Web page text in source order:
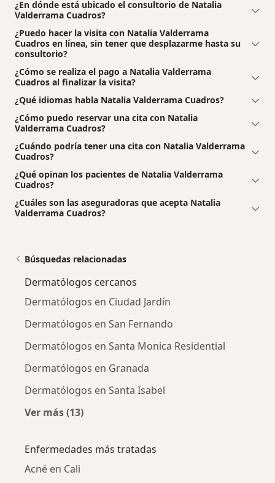
¿En dónde está ubicado el consultorio de Natalia
Valderrama Cuadros?
¿Puedo hacer la visita con Natalia Valderrama
Cuadros en línea, sin tener que desplazarme hasta su
consultorio?
¿Cómo se realiza el pago a Natalia Valderrama
Cuadros al finalizar la visita?
¿Qué idiomas habla Natalia Valderrama Cuadros?
¿Cómo puedo reservar una cita con Natalia
Valderrama Cuadros?
¿Cuándo podría tener una cita con Natalia Valderrama
Cuadros?
¿Qué opinan los pacientes de Natalia Valderrama
Cuadros?
¿Cuáles son las aseguradoras que acepta Natalia
Valderrama Cuadros?
Búsquedas relacionadas
Dermatólogos cercanos
Dermatólogos en Ciudad Jardín
Dermatólogos en San Fernando
Dermatólogos en Santa Monica Residential
Dermatólogos en Granada
Dermatólogos en Santa Isabel
Ver más (13)
Enfermedades más tratadas
Acné en Cali